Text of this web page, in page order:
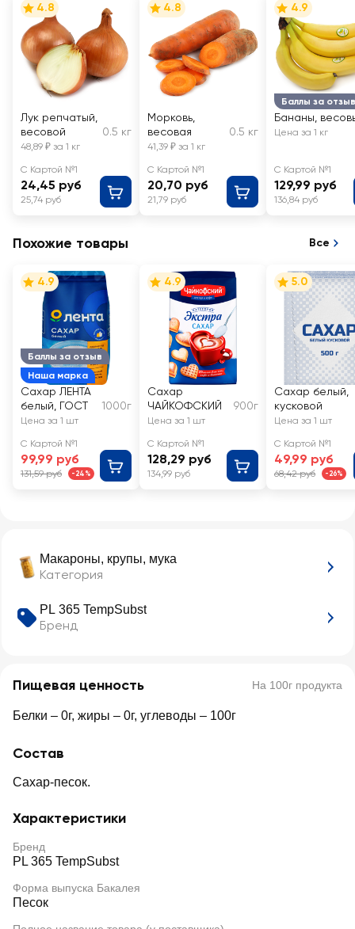
Макароны, крупы, мука
Категория
PL 365 TempSubst
Бренд
Пищевая ценность На 100г продукта
Белки – 0г, жиры – 0г, углеводы – 100г
Состав
Сахар-песок.
Характеристики
Бренд
PL 365 TempSubst
Форма выпуска Бакалея
Песок
4.8
Лук репчатый,
весовой
0.5 кг
48,89 ₽ за 1 кг
С Картой №1
24,45 руб
25,74 руб
4.8
Морковь,
весовая
0.5 кг
41,39 ₽ за 1 кг
С Картой №1
20,70 руб
21,79 руб
Баллы за отзыв
4.9
Бананы,
Цена за 1 кг
С Картой №1
129,99 руб
136,84 руб
Похожие товары Все
Баллы за отзыв
Наша марка
4.9
Сахар ЛЕНТА
белый, ГОСТ
1000г
Цена за 1 шт
С Картой №1
99,99 руб
131,59 руб -24%
4.9
Сахар
ЧАЙКОФСКИЙ
900г
Цена за 1 шт
С Картой №1
128,29 руб
134,99 руб
5.0
Сахар белый,
кусковой
Цена за 1 шт
С Картой №1
49,99 руб
68,42 руб -26%